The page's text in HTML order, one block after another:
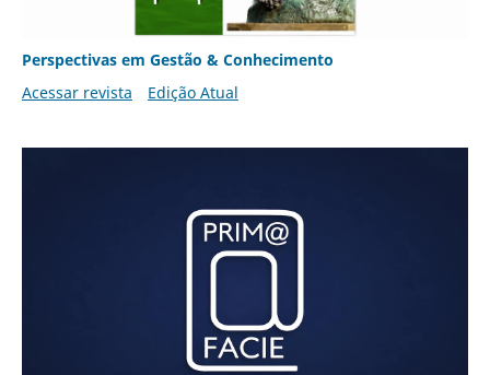
Perspectivas em Gestão & Conhecimento
Acessar revista
Edição Atual